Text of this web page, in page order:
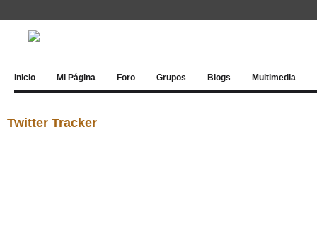
Inicio Mi Página Foro Grupos Blogs Multimedia
Twitter Tracker